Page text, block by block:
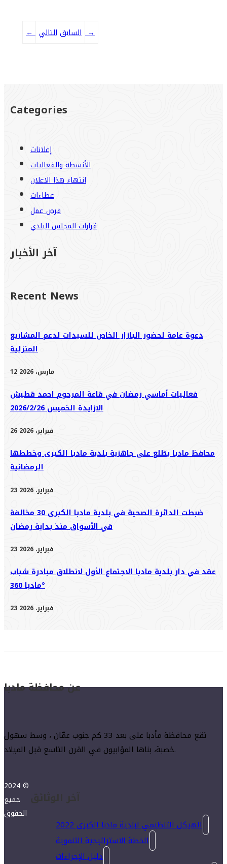
← السابق التالي→
Categories
إعلانات
الأنشطة والفعاليات
انتهاء هذا الاعلان
عطاءات
فرص عمل
قرارات المجلس البلدي
آخر الأخبار
Recent News
دعوة عامة لحضور البازار الخاص للسيدات لدعم المشاريع
المنزلية
12 مارس، 2026
فعاليات أماسي رمضان في قاعة المرحوم احمد قطيش
الازايدة الخميس 2026/2/26
26 فبراير، 2026
محافظ مادبا يطّلع على جاهزية بلدية مادبا الكبرى وخططها
الرمضانية
23 فبراير، 2026
ضبطت الدائرة الصحية في بلدية مادبا الكبرى 30 مخالفة
في الأسواق منذ بداية رمضان
23 فبراير، 2026
عقد في دار بلدية مادبا الاجتماع الأول لانطلاق مبادرة شباب
مادبا 360°
23 فبراير، 2026
عن محافظة مادبا
تقع محافظة مأدبا على بعد 33 كم جنوب عمّان ، وسط سهول
خصبة، بناها المؤابيون في القرن التاسع قبل الميلاد.
آخر الوثائق
الهيكل التنظيمي لبلدية مادبا الكبرى 2022
الخطة الاستراتيجية التنموية
دليل الإجراءات
2024 ©
جميع
الحقوق